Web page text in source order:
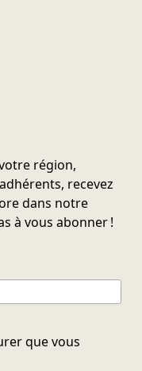
région,
recevez
dans notre
à vous abonner !
que vous